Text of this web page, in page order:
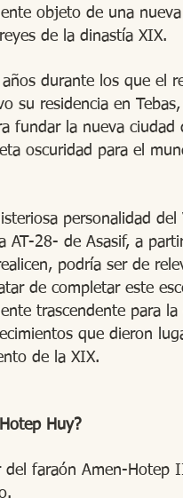
objeto de una
de la dinastía XIX.
durante los que el
su residencia en
fundar la nueva ciudad
oscuridad para el
personalidad del
AT-28- de Asasif, a
podría ser de
de completar este
trascendente para la
que dieron
de la XIX.
Huy?
faraón Amen-Hotep